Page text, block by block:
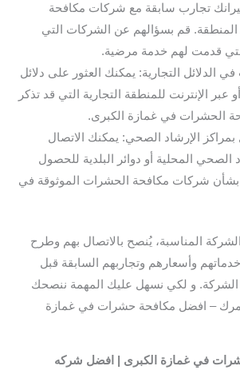
تجارب سابقة مع شركات مكافحة
قم بسؤالهم عن الشركات التي
قدمت لهم خدمة مرضية.
الدلائل التجارية: يمكنك العثور على دلائل
عبر الإنترنت للمنطقة التجارية التي قد تذكر
الحشرات في غمازة الكبرى.
بمراكز الإرشاد الصحي: يمكنك الاتصال
الصحي المحلية أو دوائر البلدية للحصول
شركات مكافحة الحشرات الموثوقة في
المناسبة، يُنصح بالاتصال بهم وطرح
وأسعارهم وتجاربهم السابقة قبل
الشركة. و لكي نسهل عليك المهمة ننصحك
– افضل مكافحة حشرات في غمازة
في غمازة الكبرى | افضل شركه